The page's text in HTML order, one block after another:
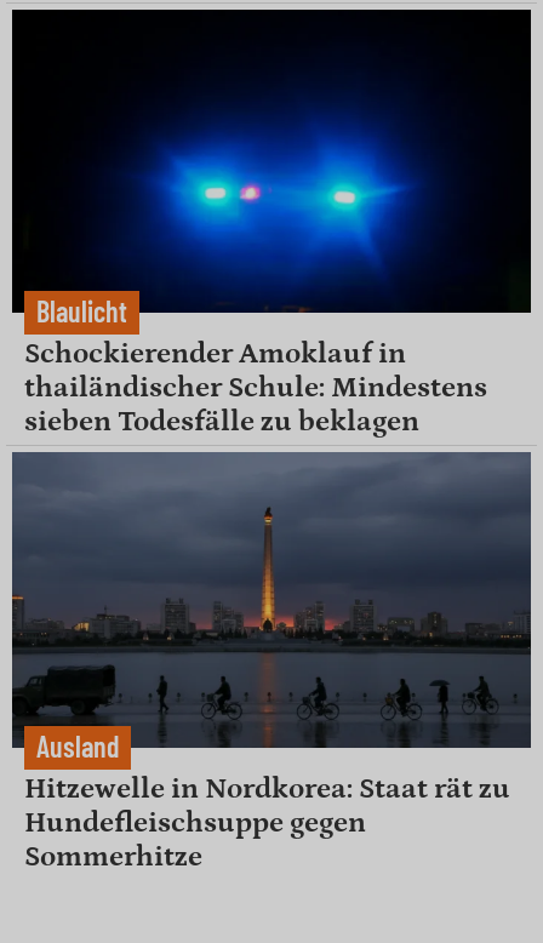
Blaulicht
Schockierender Amoklauf in
thailändischer Schule: Mindestens
sieben Todesfälle zu beklagen
Ausland
Hitzewelle in Nordkorea: Staat rät zu
Hundefleischsuppe gegen
Sommerhitze